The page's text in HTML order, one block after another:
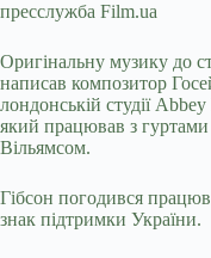
пресслужба Film.ua
Оригінальну музику до
написав композитор
лондонській студії
який працював з гуртами
Вільямсом.
Гібсон погодився
знак підтримки України.